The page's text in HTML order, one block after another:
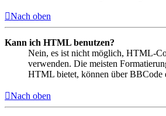
Nach oben
Kann ich HTML benutzen?
Nein, es ist nicht möglich, HTML-
verwenden. Die meisten
HTML bietet, können über BBCode
Nach oben